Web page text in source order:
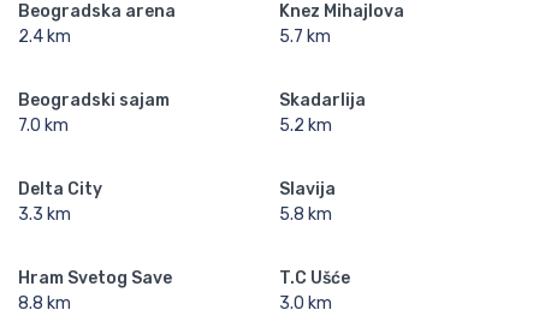
Beogradska arena
2.4 km
Beogradski sajam
7.0 km
Delta City
3.3 km
Hram Svetog Save
8.8 km
Knez Mihajlova
5.7 km
Skadarlija
5.2 km
Slavija
5.8 km
T.C Ušće
3.0 km